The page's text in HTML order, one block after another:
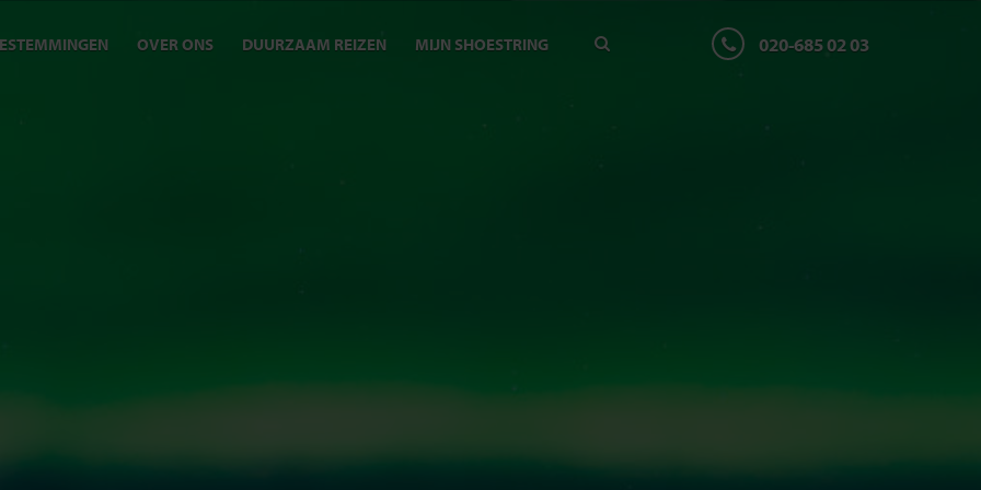
OVER ONS DUURZAAM REIZEN MIJN SHOESTRING 020-685 02 03